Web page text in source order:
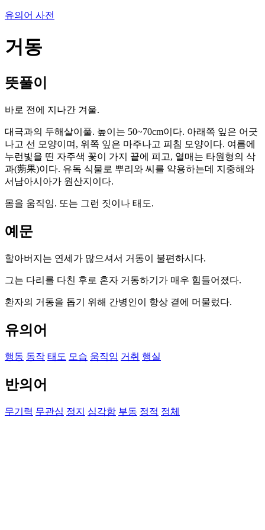
유의어 사전
거동
뜻풀이
바로 전에 지나간 겨울.
대극과의 두해살이풀. 높이는 50~70cm이다. 아래쪽 잎은 어긋
나고 선 모양이며, 위쪽 잎은 마주나고 피침 모양이다. 여름에
누런빛을 띤 자주색 꽃이 가지 끝에 피고, 열매는 타원형의 삭
과(蒴果)이다. 유독 식물로 뿌리와 씨를 약용하는데 지중해와
서남아시아가 원산지이다.
몸을 움직임. 또는 그런 짓이나 태도.
예문
할아버지는 연세가 많으셔서 거동이 불편하시다.
그는 다리를 다친 후로 혼자 거동하기가 매우 힘들어졌다.
환자의 거동을 돕기 위해 간병인이 항상 곁에 머물렀다.
유의어
행동 동작 태도 모습 움직임 거취 행실
반의어
무기력 무관심 정지 심각함 부동 정적 정체